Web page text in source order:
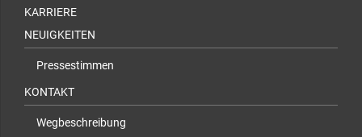
KARRIERE
NEUIGKEITEN
Pressestimmen
KONTAKT
Wegbeschreibung